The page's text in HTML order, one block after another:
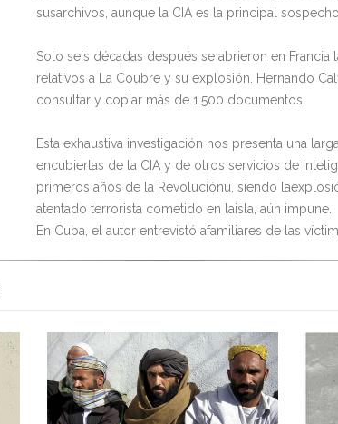
susarchivos, aunque la CIA es la principal
Solo seis décadas después se abrieron en Francia
relativos a La Coubre y su explosión. Hernando
consultar y copiar más de 1.500 documentos.
Esta exhaustiva investigación nos presenta una
encubiertas de la CIA y de otros servicios de
primeros años de la Revoluciónù, siendo
atentado terrorista cometido en laisla, aún impune.
En Cuba, el autor entrevistó afamiliares de las